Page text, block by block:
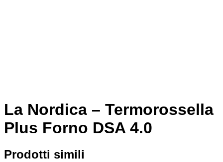
La Nordica – Termorossella
Plus Forno DSA 4.0
Prodotti simili